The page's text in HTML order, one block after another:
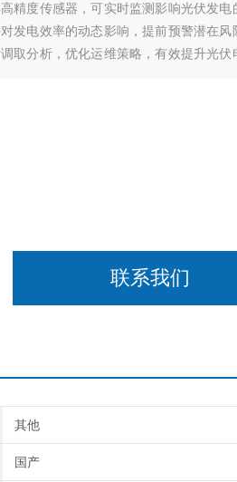
精度传感器，可实时监测影响光伏发电
发电效率的动态影响，提前预警潜在风
取分析，优化运维策略，有效提升光伏
联系我们
其他
国产